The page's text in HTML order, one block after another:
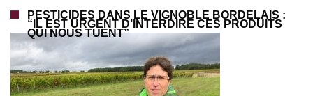
PESTICIDES DANS LE VIGNOBLE BORDELAIS :
“IL EST URGENT D’INTERDIRE CES PRODUITS
QUI NOUS TUENT”